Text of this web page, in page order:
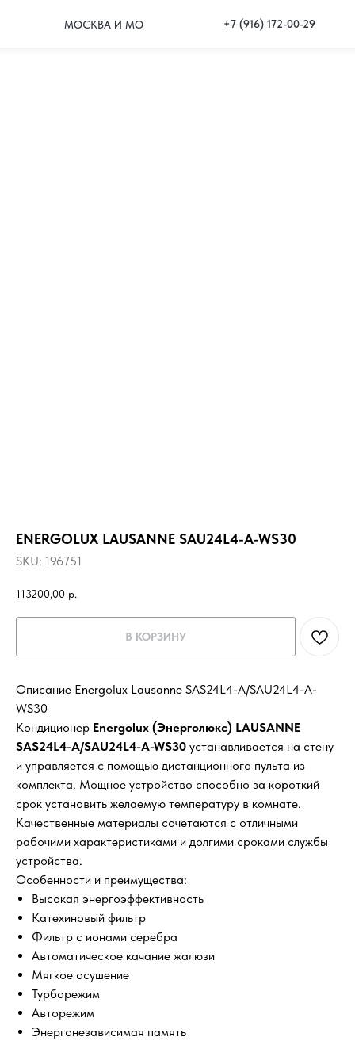
МОСКВА И МО +7 (916) 172-00-29
ENERGOLUX LAUSANNE SAU24L4-A-WS30
SKU: 196751
113200,00 р.
В КОРЗИНУ
Описание Energolux Lausanne SAS24L4-A/SAU24L4-A-
WS30
Кондиционер Energolux (Энерголюкс) LAUSANNE
SAS24L4-A/SAU24L4-A-WS30 устанавливается на стену
и управляется с помощью дистанционного пульта из
комплекта. Мощное устройство способно за короткий
срок установить желаемую температуру в комнате.
Качественные материалы сочетаются с отличными
рабочими характеристиками и долгими сроками службы
устройства.
Особенности и преимущества:
Высокая энергоэффективность
Катехиновый фильтр
Фильтр с ионами серебра
Автоматическое качание жалюзи
Мягкое осушение
Турборежим
Авторежим
Энергонезависимая память